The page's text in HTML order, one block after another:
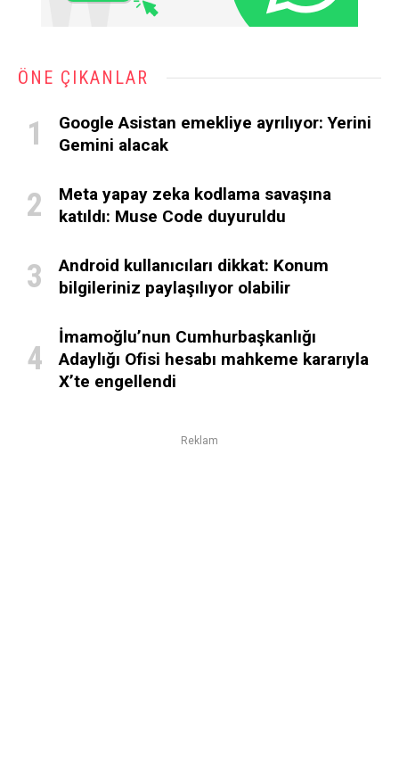
ÖNE ÇIKANLAR
Google Asistan emekliye ayrılıyor: Yerini
Gemini alacak
Meta yapay zeka kodlama savaşına
katıldı: Muse Code duyuruldu
Android kullanıcıları dikkat: Konum
bilgileriniz paylaşılıyor olabilir
İmamoğlu’nun Cumhurbaşkanlığı
Adaylığı Ofisi hesabı mahkeme kararıyla
X’te engellendi
Reklam